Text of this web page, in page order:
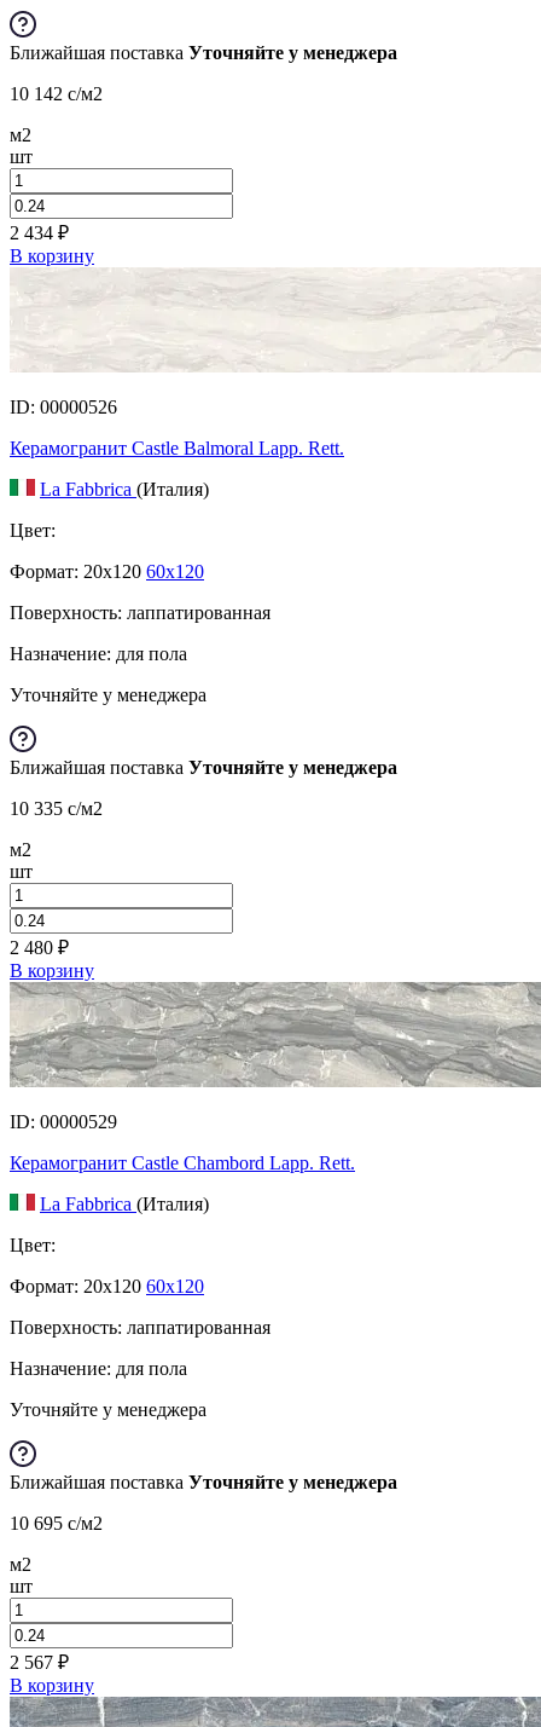
Ближайшая поставка Уточняйте у менеджера
10 142 c/м2
м2
шт
2 434 ₽
В корзину
ID: 00000526
Керамогранит Castle Balmoral Lapp. Rett.
La Fabbrica (Италия)
Цвет:
Формат: 20x120 60x120
Поверхность: лаппатированная
Назначение: для пола
Уточняйте у менеджера
Ближайшая поставка Уточняйте у менеджера
10 335 c/м2
м2
шт
2 480 ₽
В корзину
ID: 00000529
Керамогранит Castle Chambord Lapp. Rett.
La Fabbrica (Италия)
Цвет:
Формат: 20x120 60x120
Поверхность: лаппатированная
Назначение: для пола
Уточняйте у менеджера
Ближайшая поставка Уточняйте у менеджера
10 695 c/м2
м2
шт
2 567 ₽
В корзину